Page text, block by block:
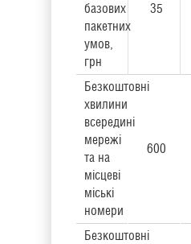
базових
пакетних
умов,
грн
35
Безкоштовні
хвилини
всередині
мережі
та на
місцеві
міські
номери
600
Безкоштовні